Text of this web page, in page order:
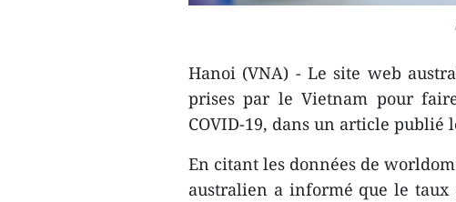
Hanoi (VNA) - Le site web
prises par le Vietnam pour
COVID-19, dans un article publié
En citant les données de
australien a informé que le